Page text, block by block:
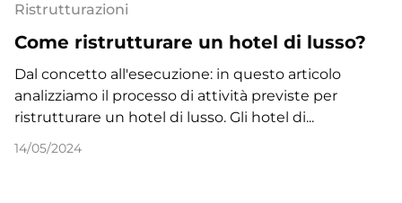
Ristrutturazioni
Come ristrutturare un hotel di lusso?
Dal concetto all'esecuzione: in questo articolo
analizziamo il processo di attività previste per
ristrutturare un hotel di lusso. Gli hotel di...
14/05/2024